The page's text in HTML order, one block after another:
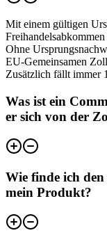
Mit einem gültigen
Ohne
EU-Gemeinsamen
Zusätzlich fällt immer
Was ist ein
er sich von der
Wie finde ich
mein Produkt?